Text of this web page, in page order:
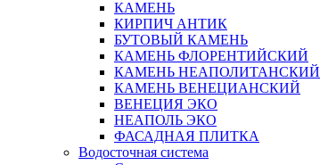
КАМЕНЬ
КИРПИЧ АНТИК
БУТОВЫЙ КАМЕНЬ
КАМЕНЬ ФЛОРЕНТИЙСКИЙ
КАМЕНЬ НЕАПОЛИТАНСКИЙ
КАМЕНЬ ВЕНЕЦИАНСКИЙ
ВЕНЕЦИЯ ЭКО
НЕАПОЛЬ ЭКО
ФАСАДНАЯ ПЛИТКА
Водосточная система